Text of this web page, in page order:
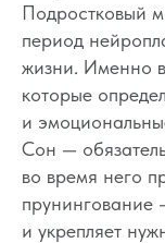
Подростковый
период
жизни. Именно
которые
и
Сон —
во время него
прунингование
и укрепляет